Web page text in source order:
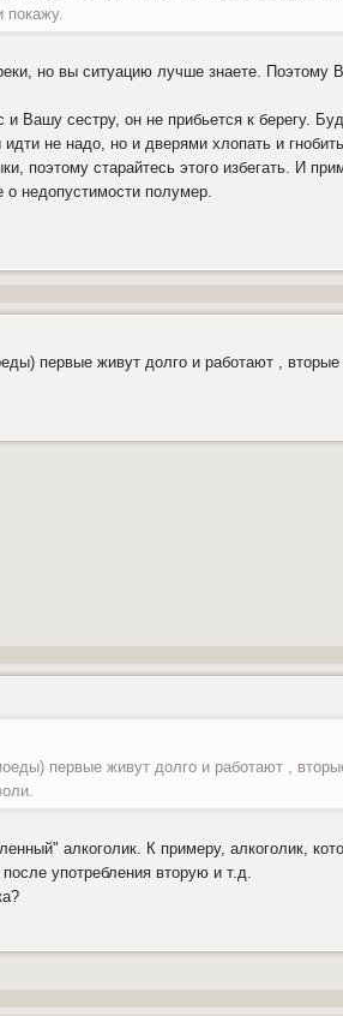
покажу.
но вы ситуацию лучше знаете. Поэтому
Вашу сестру, он не прибьется к берегу.
не надо, но и дверями хлопать и
поэтому старайтесь этого избегать. И
недопустимости полумер.
первые живут долго и работают ,
первые живут долго и работают ,
алкоголик. К примеру, алкоголик,
употребления вторую и т.д.